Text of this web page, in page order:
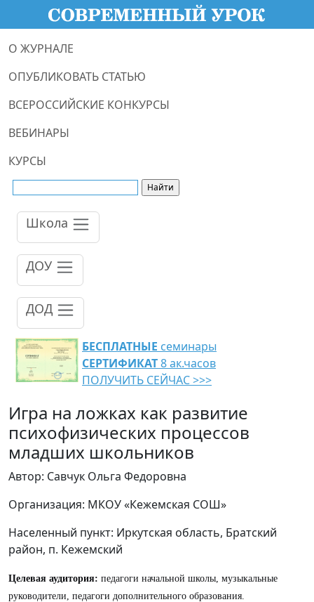
О ЖУРНАЛЕ
ОПУБЛИКОВАТЬ СТАТЬЮ
ВСЕРОССИЙСКИЕ КОНКУРСЫ
ВЕБИНАРЫ
КУРСЫ
Школа
ДОУ
ДОД
БЕСПЛАТНЫЕ семинары
СЕРТИФИКАТ8 ак.часов
ПОЛУЧИТЬ СЕЙЧАС >>>
Игра на ложках как развитие
психофизических процессов
младших школьников
Автор: Савчук Ольга Федоровна
Организация: МКОУ «Кежемская СОШ»
Населенный пункт: Иркутская область, Братский
район, п. Кежемский
Целевая аудитория: педагоги начальной школы, музыкальные
руководители, педагоги дополнительного образования.